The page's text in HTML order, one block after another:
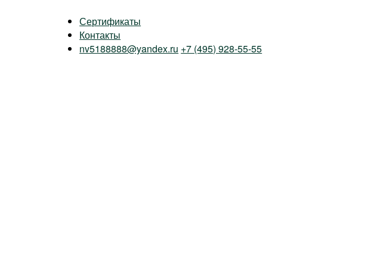
Сертификаты
Контакты
nv5188888@yandex.ru +7 (495) 928-55-55